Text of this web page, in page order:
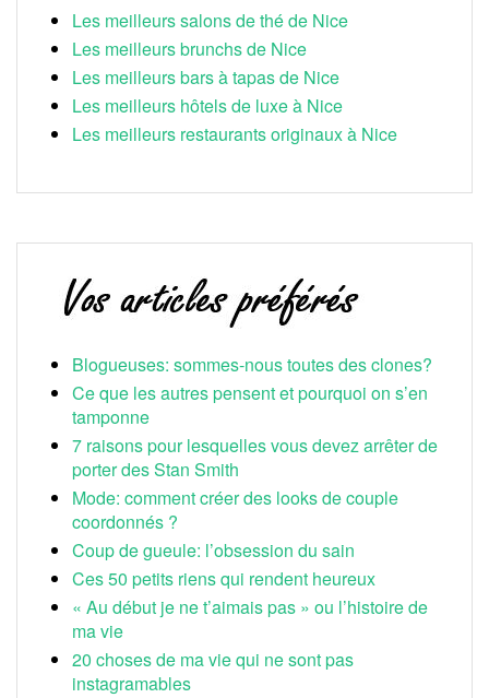
Les meilleurs salons de thé de Nice
Les meilleurs brunchs de Nice
Les meilleurs bars à tapas de Nice
Les meilleurs hôtels de luxe à Nice
Les meilleurs restaurants originaux à Nice
Blogueuses: sommes-nous toutes des clones?
Ce que les autres pensent et pourquoi on s’en
tamponne
7 raisons pour lesquelles vous devez arrêter de
porter des Stan Smith
Mode: comment créer des looks de couple
coordonnés ?
Coup de gueule: l’obsession du sain
Ces 50 petits riens qui rendent heureux
« Au début je ne t’aimais pas » ou l’histoire de
ma vie
20 choses de ma vie qui ne sont pas
instagramables